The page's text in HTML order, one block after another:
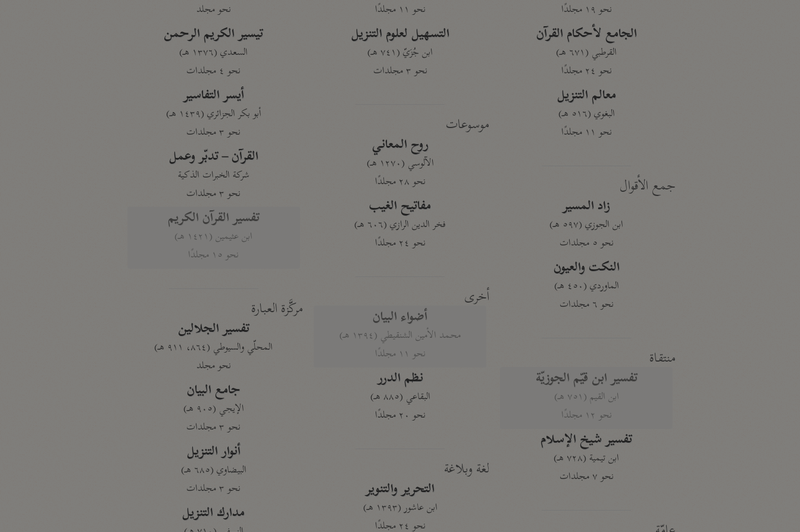
نحو ١٩ مجلدًا
الجامع لأحكام القرآن
القرطبي (٦٧١ هـ)
نحو ٢٤ مجلدًا
معالم التنزيل
البغوي (٥١٦ هـ)
نحو ١١ مجلدًا
جمع الأقوال
زاد المسير
ابن الجوزي (٥٩٧ هـ)
نحو ٥ مجلدات
النكت والعيون
الماوردي (٤٥٠ هـ)
نحو ٦ مجلدات
منتقاة
تفسير ابن قيّم الجوزيّة
ابن القيم (٧٥١ هـ)
نحو ١٢ مجلدًا
تفسير شيخ الإسلام
ابن تيمية (٧٢٨ هـ)
نحو ٧ مجلدات
نحو ١١ مجلدًا
التسهيل لعلوم التنزيل
ابن جُزَيّ (٧٤١ هـ)
نحو ٣ مجلدات
موسوعات
روح المعاني
الآلوسي (١٢٧٠ هـ)
نحو ٢٨ مجلدًا
مفاتيح الغيب
فخر الدين الرازي (٦٠٦ هـ)
نحو ٢٤ مجلدًا
أخرى
أضواء البيان
محمد الأمين الشنقيطي (١٣٩٤ هـ)
نحو ١١ مجلدًا
نظم الدرر
البقاعي (٨٨٥ هـ)
نحو ٢٠ مجلدًا
لغة وبلاغة
التحرير والتنوير
ابن عاشور (١٣٩٣ هـ)
نحو ٢٤ مجلدًا
نحو مجلد
تيسير الكريم الرحمن
السعدي (١٣٧٦ هـ)
نحو ٤ مجلدات
أيسر التفاسير
أبو بكر الجزائري (١٤٣٩ هـ)
نحو ٣ مجلدات
القرآن – تدبّر وعمل
شركة الخبرات الذكية
نحو ٣ مجلدات
تفسير القرآن الكريم
ابن عثيمين (١٤٢١ هـ)
نحو ١٥ مجلدًا
مركَّزة العبارة
تفسير الجلالين
المحلّي والسيوطي (٨٦٤، ٩١١ هـ)
نحو مجلد
جامع البيان
الإيجي (٩٠٥ هـ)
نحو ٣ مجلدات
أنوار التنزيل
البيضاوي (٦٨٥ هـ)
نحو ٣ مجلدات
مدارك التنزيل